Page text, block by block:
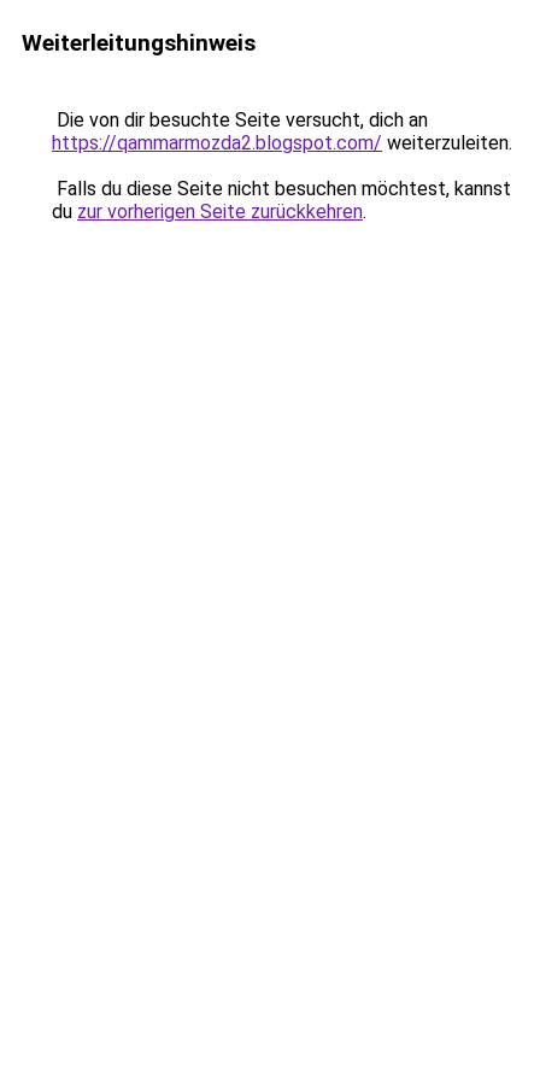
Weiterleitungshinweis
Die von dir besuchte Seite versucht, dich an
https://qammarmozda2.blogspot.com/ weiterzuleiten.
Falls du diese Seite nicht besuchen möchtest, kannst
du zur vorherigen Seite zurückkehren.